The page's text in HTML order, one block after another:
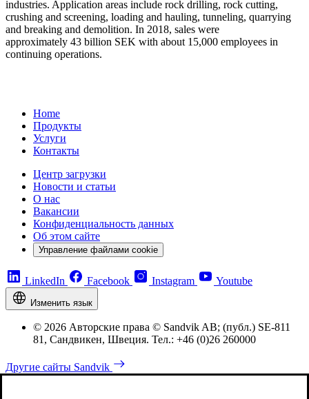
industries. Application areas include rock drilling, rock cutting,
crushing and screening, loading and hauling, tunneling, quarrying
and breaking and demolition. In 2018, sales were
approximately 43 billion SEK with about 15,000 employees in
continuing operations.
Home
Продукты
Услуги
Контакты
Центр загрузки
Новости и статьи
О нас
Вакансии
Конфиденциальность данных
Об этом сайте
Управление файлами cookie
LinkedIn Facebook Instagram Youtube
Изменить язык
© 2026 Авторские права © Sandvik AB; (публ.) SE-811
81, Сандвикен, Швеция. Тел.: +46 (0)26 260000
Другие сайты Sandvik